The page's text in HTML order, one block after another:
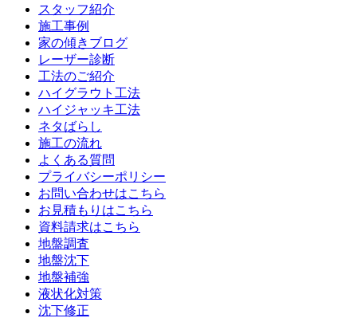
スタッフ紹介
施工事例
家の傾きブログ
レーザー診断
工法のご紹介
ハイグラウト工法
ハイジャッキ工法
ネタばらし
施工の流れ
よくある質問
プライバシーポリシー
お問い合わせはこちら
お見積もりはこちら
資料請求はこちら
地盤調査
地盤沈下
地盤補強
液状化対策
沈下修正